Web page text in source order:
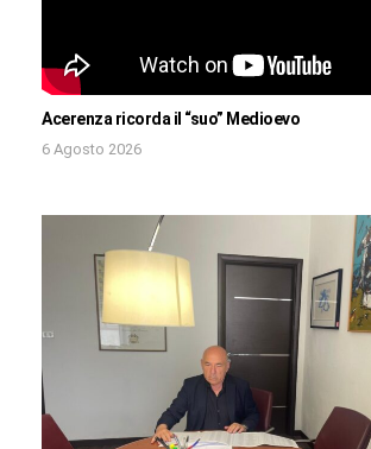
Acerenza ricorda il “suo” Medioevo
6 Agosto 2026